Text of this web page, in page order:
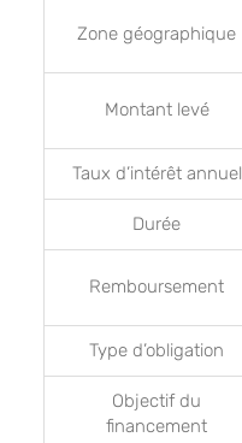
Zone géographique
Montant levé
Taux d’intérêt annuel
Durée
Remboursement
Type d’obligation
Objectif du
financement